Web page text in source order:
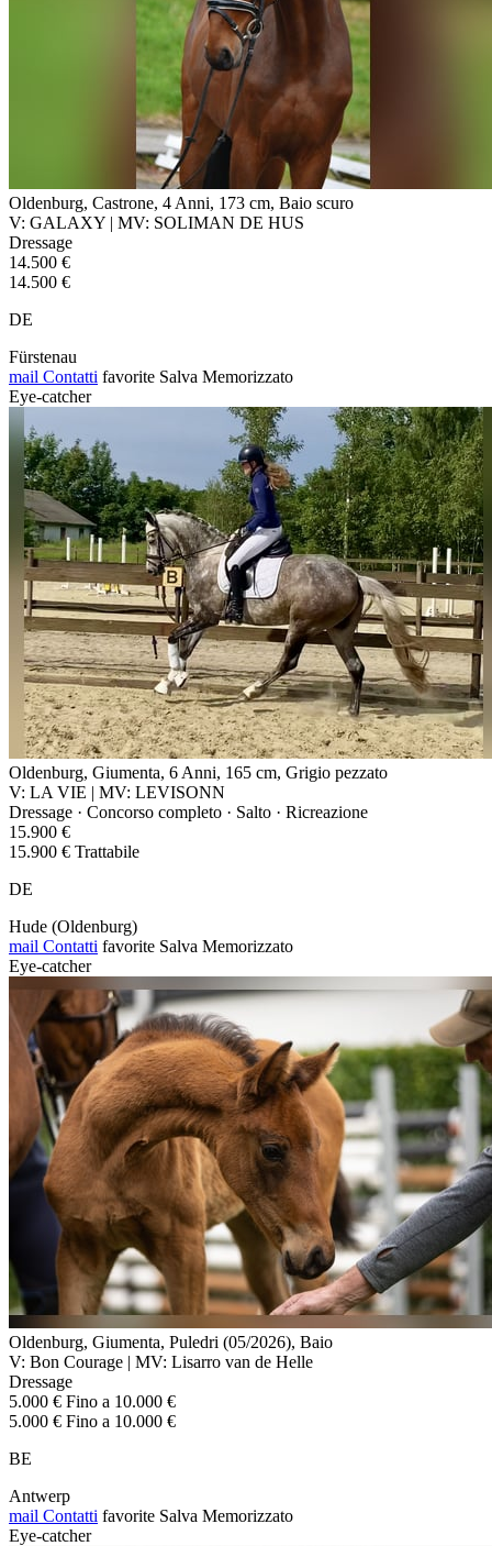
Oldenburg, Castrone, 4 Anni, 173 cm, Baio scuro
V: GALAXY | MV: SOLIMAN DE HUS
Dressage
14.500 €
14.500 €
DE
Fürstenau
mail Contatti favorite Salva Memorizzato
Eye-catcher
Oldenburg, Giumenta, 6 Anni, 165 cm, Grigio pezzato
V: LA VIE | MV: LEVISONN
Dressage · Concorso completo · Salto · Ricreazione
15.900 €
15.900 € Trattabile
DE
Hude (Oldenburg)
mail Contatti favorite Salva Memorizzato
Eye-catcher
Oldenburg, Giumenta, Puledri (05/2026), Baio
V: Bon Courage | MV: Lisarro van de Helle
Dressage
5.000 € Fino a 10.000 €
5.000 € Fino a 10.000 €
BE
Antwerp
mail Contatti favorite Salva Memorizzato
Eye-catcher